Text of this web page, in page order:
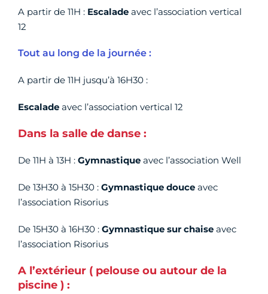
A partir de 11H : Escalade avec l’association vertical
12
Tout au long de la journée :
A partir de 11H jusqu’à 16H30 :
Escalade avec l’association vertical 12
Dans la salle de danse :
De 11H à 13H : Gymnastique avec l’association Well
De 13H30 à 15H30 : Gymnastique douce avec
l’association Risorius
De 15H30 à 16H30 : Gymnastique sur chaise avec
l’association Risorius
A l’extérieur ( pelouse ou autour de la
piscine ) :